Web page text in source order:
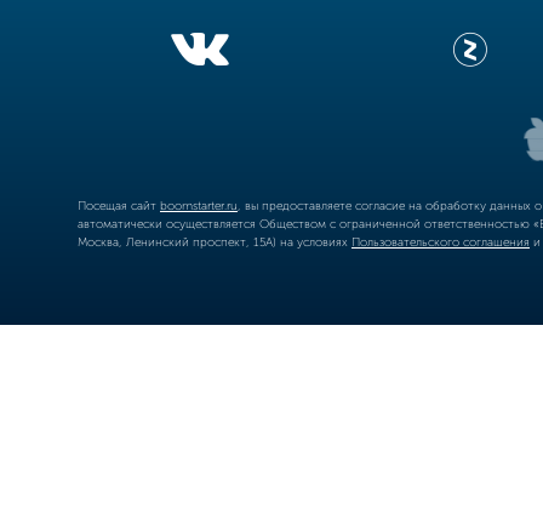
Посещая сайт boomstarter.ru , вы предоставляете согласие на обработку
автоматически осуществляется Обществом с ограниченной
Москва, Ленинский проспект, 15А) на условиях Пользовательского соглашения и